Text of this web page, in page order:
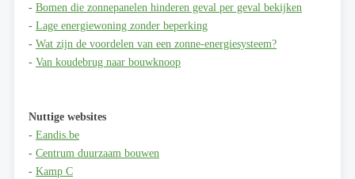
- Bomen die zonnepanelen hinderen geval per geval bekijken
- Lage energiewoning zonder beperking
- Wat zijn de voordelen van een zonne-energiesysteem?
- Van koudebrug naar bouwknoop
Nuttige websites
- Eandis.be
- Centrum duurzaam bouwen
- Kamp C